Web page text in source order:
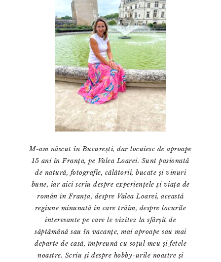
M-am născut în București, dar locuiesc de aproape
15 ani în Franța, pe Valea Loarei. Sunt pasionată
de natură, fotografie, călătorii, bucate și vinuri
bune, iar aici scriu despre experiențele și viața de
român în Franța, despre Valea Loarei, această
regiune minunată în care trăim, despre locurile
interesante pe care le vizitez la sfârșit de
săptămână sau în vacanțe, mai aproape sau mai
departe de casă, împreună cu soțul meu și fetele
noastre. Scriu și despre hobby-urile noastre și